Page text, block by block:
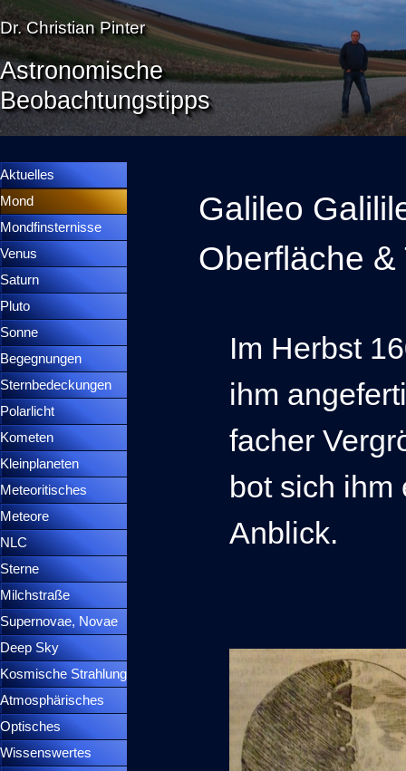
Direkt zum Seiteninhalt
Dr. Christian Pinter
Astronomische
Beobachtungstipps
Aktuelles
Mond
Mondfinsternisse
Venus
Saturn
Pluto
Sonne
Begegnungen
Sternbedeckungen
Polarlicht
Kometen
Kleinplaneten
Meteoritisches
Meteore
NLC
Sterne
Milchstraße
Supernovae, Novae
Deep Sky
Kosmische Strahlung
Atmosphärisches
Optisches
Wissenswertes
Galileo
Oberfläche &
Im Herbst
ihm
facher
bot sich ihm
Anblick.